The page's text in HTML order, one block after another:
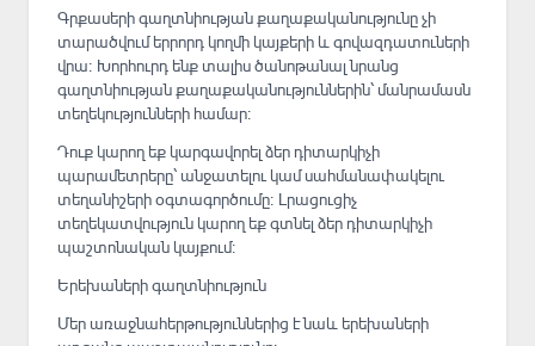
Գրքասերի գաղտնիության քաղաքականությունը չի
տարածվում երրորդ կողմի կայքերի և գովազդատուների
վրա։ Խորհուրդ ենք տալիս ծանոթանալ նրանց
գաղտնիության քաղաքականություններին՝ մանրամասն
տեղեկությունների համար։
Դուք կարող եք կարգավորել ձեր դիտարկիչի
պարամետրերը՝ անջատելու կամ սահմանափակելու
տեղանիշերի օգտագործումը։ Լրացուցիչ
տեղեկատվություն կարող եք գտնել ձեր դիտարկիչի
պաշտոնական կայքում։
Երեխաների գաղտնիություն
Մեր առաջնահերթություններից է նաև երեխաների